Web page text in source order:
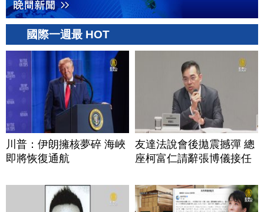
國際一週最 HOT
川普：伊朗擁核夢碎 海峽
即將恢復通航
友達法說會後拋震撼彈 總
座柯富仁請辭張博儀接任